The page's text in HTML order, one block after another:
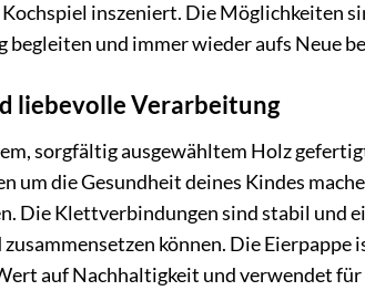
inszeniert. Die Möglichkeiten
begleiten und immer wieder aufs Neue
liebevolle Verarbeitung
sorgfältig ausgewähltem Holz
um die Gesundheit deines Kindes
Die Klettverbindungen sind stabil und
können. Die
auf Nachhaltigkeit und verwendet